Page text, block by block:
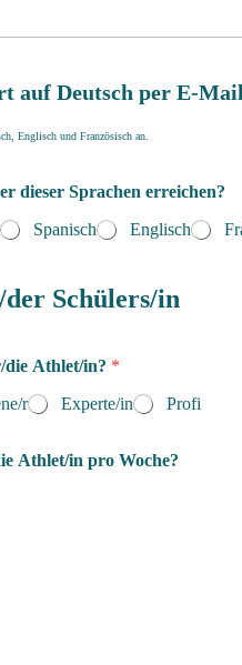
auf Deutsch per E-
Englisch und Französisch an.
dieser Sprachen erreichen?
Spanisch Englisch
Schülers/in
die Athlet/in? *
r Experte/in Profi
Athlet/in pro Woche?